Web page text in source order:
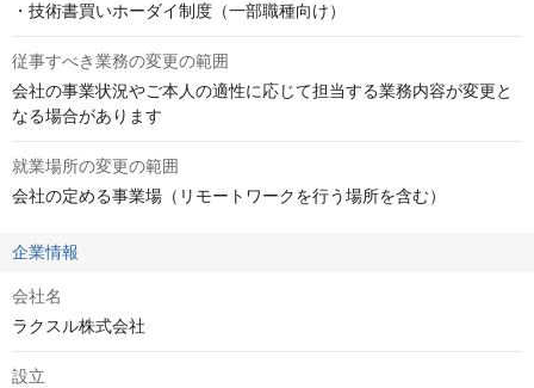
・技術書買いホーダイ制度（一部職種向け）
従事すべき業務の変更の範囲
会社の事業状況やご本人の適性に応じて担当する業務内容が変更と
なる場合があります
就業場所の変更の範囲
会社の定める事業場（リモートワークを行う場所を含む）
企業情報
会社名
ラクスル株式会社
設立